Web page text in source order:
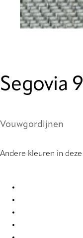
Segovia
Vouwgordijnen
Andere kleuren in